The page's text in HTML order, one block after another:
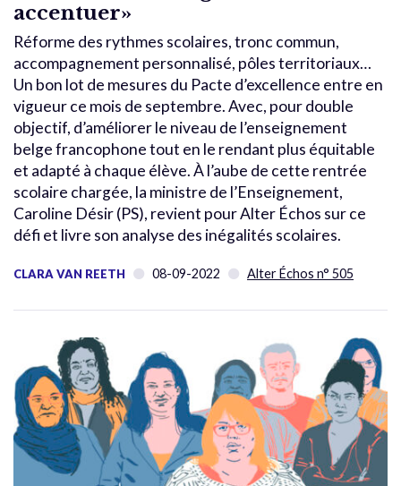
accentuer»
Réforme des rythmes scolaires, tronc commun,
accompagnement personnalisé, pôles territoriaux…
Un bon lot de mesures du Pacte d’excellence entre en
vigueur ce mois de septembre. Avec, pour double
objectif, d’améliorer le niveau de l’enseignement
belge francophone tout en le rendant plus équitable
et adapté à chaque élève. À l’aube de cette rentrée
scolaire chargée, la ministre de l’Enseignement,
Caroline Désir (PS), revient pour Alter Échos sur ce
défi et livre son analyse des inégalités scolaires.
CLARA VAN REETH 08-09-2022 Alter Échos n° 505